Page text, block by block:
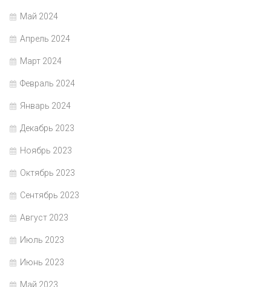
Май 2024
Апрель 2024
Март 2024
Февраль 2024
Январь 2024
Декабрь 2023
Ноябрь 2023
Октябрь 2023
Сентябрь 2023
Август 2023
Июль 2023
Июнь 2023
Май 2023